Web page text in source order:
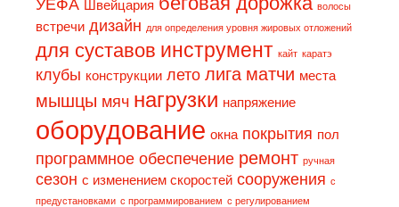
УЕФА Швейцария волосы
встречи дизaйн для определения уровня жировых отложений
для суставов инструмент кайт каратэ
клубы конструкции лето лига матчи места
мышцы мяч нагрузки напряжение
оборудование окна покрытия пол
программное обеспечение ремонт ручная
сезон с изменением скоростей сооружения с
предустановками с программированием с регулированием